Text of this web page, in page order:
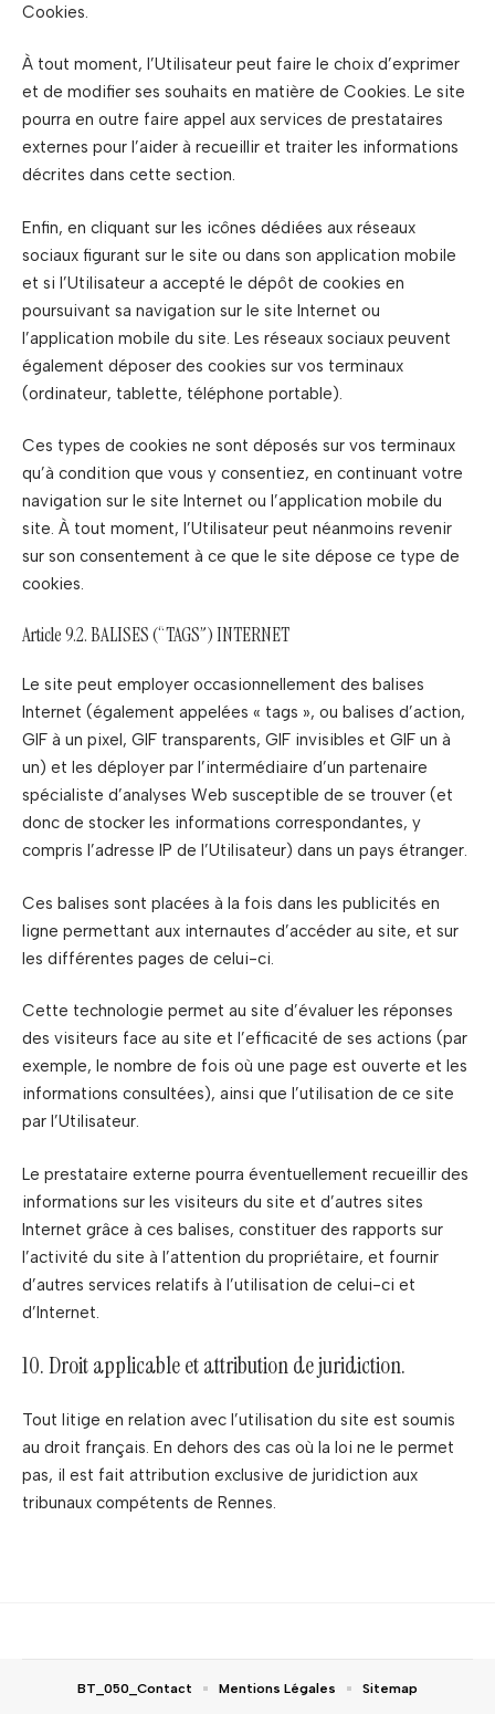
Cookies.
À tout moment, l’Utilisateur peut faire le choix d’exprimer
et de modifier ses souhaits en matière de Cookies. Le site
pourra en outre faire appel aux services de prestataires
externes pour l’aider à recueillir et traiter les informations
décrites dans cette section.
Enfin, en cliquant sur les icônes dédiées aux réseaux
sociaux figurant sur le site ou dans son application mobile
et si l’Utilisateur a accepté le dépôt de cookies en
poursuivant sa navigation sur le site Internet ou
l’application mobile du site. Les réseaux sociaux peuvent
également déposer des cookies sur vos terminaux
(ordinateur, tablette, téléphone portable).
Ces types de cookies ne sont déposés sur vos terminaux
qu’à condition que vous y consentiez, en continuant votre
navigation sur le site Internet ou l’application mobile du
site. À tout moment, l’Utilisateur peut néanmoins revenir
sur son consentement à ce que le site dépose ce type de
cookies.
Article 9.2. BALISES (“TAGS”) INTERNET
Le site peut employer occasionnellement des balises
Internet (également appelées « tags », ou balises d’action,
GIF à un pixel, GIF transparents, GIF invisibles et GIF un à
un) et les déployer par l’intermédiaire d’un partenaire
spécialiste d’analyses Web susceptible de se trouver (et
donc de stocker les informations correspondantes, y
compris l’adresse IP de l’Utilisateur) dans un pays étranger.
Ces balises sont placées à la fois dans les publicités en
ligne permettant aux internautes d’accéder au site, et sur
les différentes pages de celui-ci.
Cette technologie permet au site d’évaluer les réponses
des visiteurs face au site et l’efficacité de ses actions (par
exemple, le nombre de fois où une page est ouverte et les
informations consultées), ainsi que l’utilisation de ce site
par l’Utilisateur.
Le prestataire externe pourra éventuellement recueillir des
informations sur les visiteurs du site et d’autres sites
Internet grâce à ces balises, constituer des rapports sur
l’activité du site à l’attention du propriétaire, et fournir
d’autres services relatifs à l’utilisation de celui-ci et
d’Internet.
10. Droit applicable et attribution de juridiction.
Tout litige en relation avec l’utilisation du site est soumis
au droit français. En dehors des cas où la loi ne le permet
pas, il est fait attribution exclusive de juridiction aux
tribunaux compétents de Rennes.
BT_050_Contact Mentions Légales Sitemap